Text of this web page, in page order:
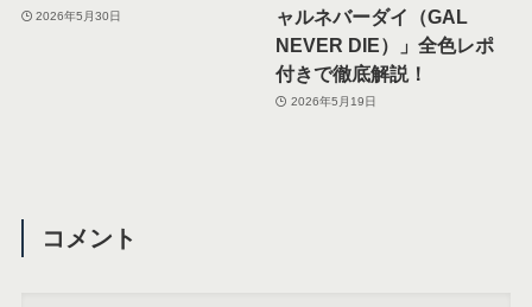
2026年5月30日
ャルネバーダイ（GAL
NEVER DIE）」全色レポ
付きで徹底解説！
2026年5月19日
コメント